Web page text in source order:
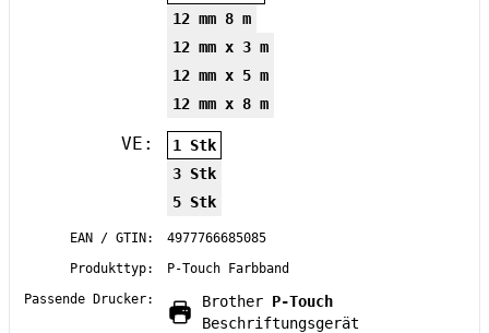
12 mm 8 m
12 mm x 3 m
12 mm x 5 m
12 mm x 8 m
VE:
1 Stk
3 Stk
5 Stk
EAN / GTIN:
4977766685085
Produkttyp:
P-Touch Farbband
Passende Drucker:
Brother P-Touch
Beschriftungsgerät